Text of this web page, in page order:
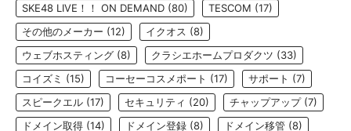
SKE48 LIVE！！ ON DEMAND (80) TESCOM (17)
その他のメーカー (12) イクオス (8)
ウェブホスティング (8) クラシエホームプロダクツ (33)
コイズミ (15) コーセーコスメポート (17) サポート (7)
スピークエル (17) セキュリティ (20) チャップアップ(7)
ドメイン取得 (14) ドメイン登録 (8) ドメイン移管 (8)